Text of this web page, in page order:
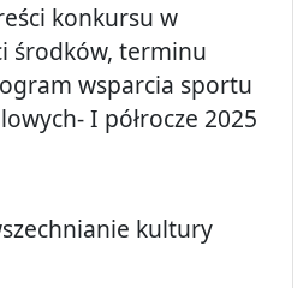
konkursu w
środków, terminu
wsparcia sportu
I półrocze 2025
kultury